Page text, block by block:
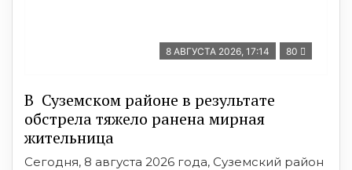
8 АВГУСТА 2026, 17:14 80
В Суземском районе в результате
обстрела тяжело ранена мирная
жительница
Сегодня, 8 августа 2026 года, Суземский район